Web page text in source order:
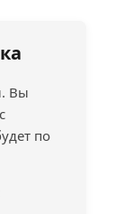
Вы
по